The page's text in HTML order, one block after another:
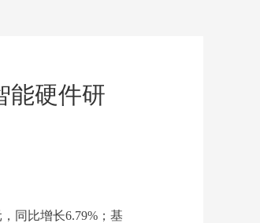
能硬件研
同比增长6.79%；基